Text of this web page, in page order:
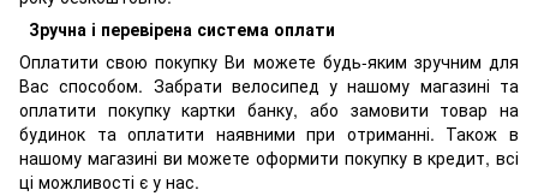
Зручна і перевірена система оплати
Оплатити свою покупку Ви можете будь-яким зручним для
Вас способом. Забрати велосипед у нашому магазині та
оплатити покупку картки банку, або замовити товар на
будинок та оплатити наявними при отриманні. Також в
нашому магазині ви можете оформити покупку в кредит, всі
ці можливості є у нас.